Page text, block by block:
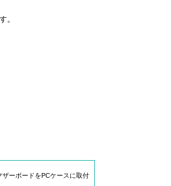
。
ーボードをPCケースに取付